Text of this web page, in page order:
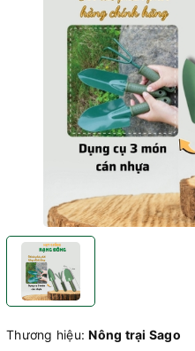
Thương hiệu:Nông trại Sago